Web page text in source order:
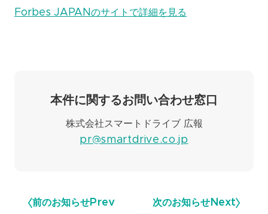
Forbes JAPANのサイトで詳細を見る
本件に関するお問い合わせ窓口
株式会社スマートドライブ 広報
pr@smartdrive.co.jp
前のお知らせPrev 次のお知らせ Next